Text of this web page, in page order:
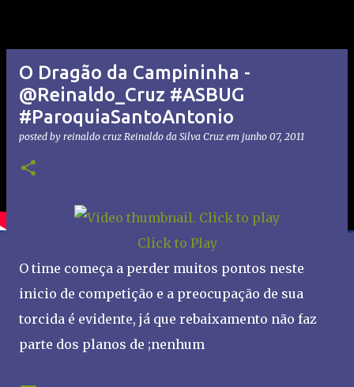
O Dragão da Campininha -
@Reinaldo_Cruz #ASBUG
#ParoquiaSantoAntonio
posted by reinaldo cruz Reinaldo da Silva Cruz em junho 07, 2011
Click to Play
O time começa a perder muitos pontos neste
inicio de competição e a preocupação de sua
torcida é evidente, já que rebaixamento não faz
parte dos planos de ;nenhum